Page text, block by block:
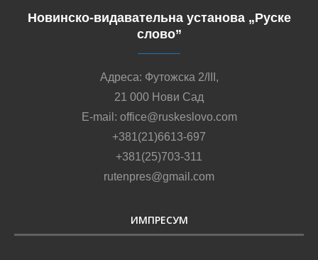
Новинско-видавательна установа „Руске
слово”
Адреса: Футожска 2/III,
21 000 Нови Сад
E-mail: office@ruskeslovo.com
+381(21)6613-697
+381(25)703-311
rutenpres@gmail.com
ИМПРЕСУМ